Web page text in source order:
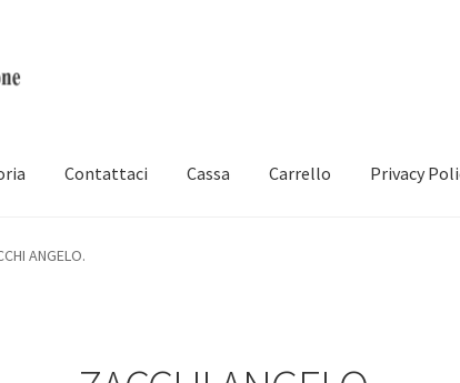
Contattaci Cassa Carrello Privacy
ANGELO.